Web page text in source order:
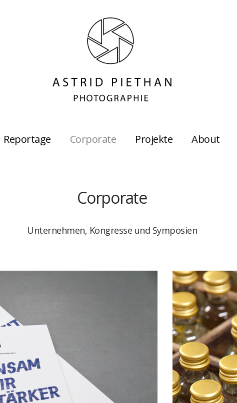
Reportage Corporate Projekte About
Corporate
Unternehmen, Kongresse und Symposien